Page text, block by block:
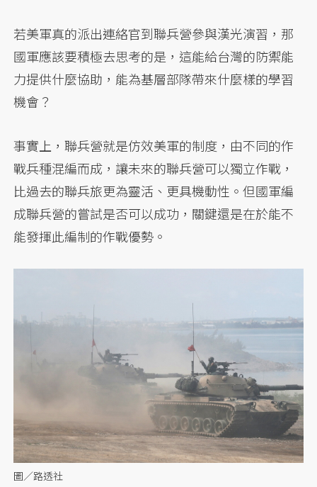
若美軍真的派出連絡官到聯兵營參與漢光演習，那
國軍應該要積極去思考的是，這能給台灣的防禦能
力提供什麼協助，能為基層部隊帶來什麼樣的學習
機會？
事實上，聯兵營就是仿效美軍的制度，由不同的作
戰兵種混編而成，讓未來的聯兵營可以獨立作戰，
比過去的聯兵旅更為靈活、更具機動性。但國軍編
成聯兵營的嘗試是否可以成功，關鍵還是在於能不
能發揮此編制的作戰優勢。
圖／路透社